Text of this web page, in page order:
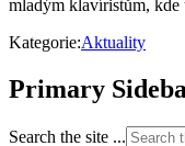
mladým klavíristům, kde
Kategorie:Aktuality
Primary
Search the site ...